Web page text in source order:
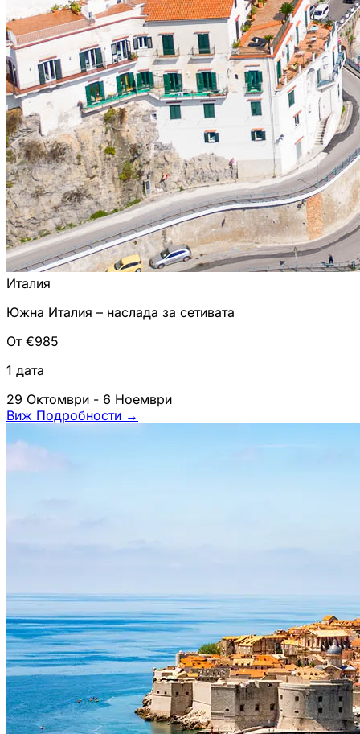
Италия
Южна Италия – наслада за сетивата
От €985
1 дата
29 Октомври - 6 Ноември
Виж Подробности →